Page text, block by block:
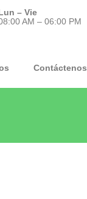
– Vie
AM – 06:00 PM
Contáctenos